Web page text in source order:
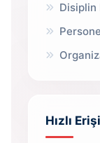
Disiplin
Hızlı